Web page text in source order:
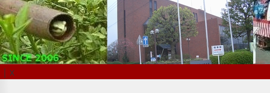
｜x